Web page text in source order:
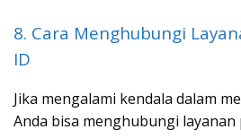
8. Cara Menghubungi
ID
Jika mengalami kendala dalam
Anda bisa menghubungi layanan